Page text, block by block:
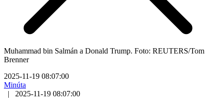
Muhammad bin Salmán a Donald Trump. Foto: REUTERS/Tom
Brenner
2025-11-19 08:07:00
Minúta
|
2025-11-19 08:07:00